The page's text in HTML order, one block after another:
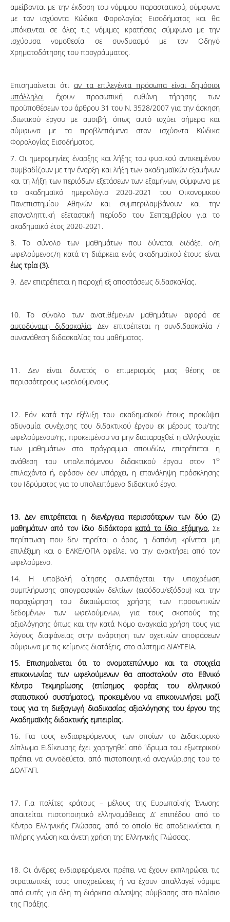
αμείβονται με την έκδοση του νόμιμου παραστατικού, σύμφωνα
με τον ισχύοντα Κώδικα Φορολογίας Εισοδήματος και θα
υπόκεινται σε όλες τις νόμιμες κρατήσεις σύμφωνα με την
ισχύουσα νομοθεσία σε συνδυασμό με τον Οδηγό
Χρηματοδότησης του προγράμματος.
Επισημαίνεται ότι αν τα επιλεγέντα πρόσωπα είναι δημόσιοι
υπάλληλοι έχουν προσωπική ευθύνη τήρησης των
προϋποθέσεων του άρθρου 31 του Ν. 3528/2007 για την άσκηση
ιδιωτικού έργου με αμοιβή, όπως αυτό ισχύει σήμερα και
σύμφωνα με τα προβλεπόμενα στον ισχύοντα Κώδικα
Φορολογίας Εισοδήματος.
7. Οι ημερομηνίες έναρξης και λήξης του φυσικού αντικειμένου
συμβαδίζουν με την έναρξη και λήξη των ακαδημαϊκών εξαμήνων
και τη λήξη των περιόδων εξετάσεων των εξαμήνων, σύμφωνα με
το ακαδημαϊκό ημερολόγιο 2020-2021 του Οικονομικού
Πανεπιστημίου Αθηνών και συμπεριλαμβάνουν και την
επαναληπτική εξεταστική περίοδο του Σεπτεμβρίου για το
ακαδημαϊκό έτος 2020-2021.
8. Το σύνολο των μαθημάτων που δύναται διδάξει ο/η
ωφελούμενος/η κατά τη διάρκεια ενός ακαδημαϊκού έτους είναι
έως τρία (3).
9. Δεν επιτρέπεται η παροχή εξ αποστάσεως διδασκαλίας.
10. Το σύνολο των ανατιθέμενων μαθημάτων αφορά σε
αυτοδύναμη διδασκαλία. Δεν επιτρέπεται η συνδιδασκαλία /
συνανάθεση διδασκαλίας του μαθήματος.
11. Δεν είναι δυνατός ο επιμερισμός μιας θέσης σε
περισσότερους ωφελούμενους.
12. Εάν κατά την εξέλιξη του ακαδημαϊκού έτους προκύψει
αδυναμία συνέχισης του διδακτικού έργου εκ μέρους του/της
ωφελούμενου/ης, προκειμένου να μην διαταραχθεί η αλληλουχία
των μαθημάτων στο πρόγραμμα σπουδών, επιτρέπεται η
ανάθεση του υπολειπόμενου διδακτικού έργου στον 1 ο
επιλαχόντα ή, εφόσον δεν υπάρχει, η επανάληψη πρόσκλησης
του Ιδρύματος για το υπολειπόμενο διδακτικό έργο.
13. Δεν επιτρέπεται η διενέργεια περισσότερων των δύο (2)
μαθημάτων από τον ίδιο διδάκτορα κατά το ίδιο εξάμηνο.Σε
περίπτωση που δεν τηρείται ο όρος, η δαπάνη κρίνεται μη
επιλέξιμη και ο ΕΛΚΕ/ΟΠΑ οφείλει να την ανακτήσει από τον
ωφελούμενο.
14. Η υποβολή αίτησης συνεπάγεται την υποχρέωση
συμπλήρωσης απογραφικών δελτίων (εισόδου/εξόδου) και την
παραχώρηση του δικαιώματος χρήσης των προσωπικών
δεδομένων των ωφελούμενων, για τους σκοπούς της
αξιολόγησης όπως και την κατά Νόμο αναγκαία χρήση τους για
λόγους διαφάνειας στην ανάρτηση των σχετικών αποφάσεων
σύμφωνα με τις κείμενες διατάξεις, στο σύστημα ΔΙΑΥΓΕΙΑ.
15. Επισημαίνεται ότι το ονοματεπώνυμο και τα στοιχεία
επικοινωνίας των ωφελούμενων θα αποσταλούν στο Εθνικό
Κέντρο Τεκμηρίωσης (επίσημος φορέας του ελληνικού
στατιστικού συστήματος), προκειμένου να επικοινωνήσει μαζί
τους για τη διεξαγωγή διαδικασίας αξιολόγησης του έργου της
Ακαδημαϊκής διδακτικής εμπειρίας.
16. Για τους ενδιαφερόμενους των οποίων το Διδακτορικό
Δίπλωμα Ειδίκευσης έχει χορηγηθεί από Ίδρυμα του εξωτερικού
πρέπει να συνοδεύεται από πιστοποιητικά αναγνώρισης του το
ΔΟΑΤΑΠ.
17. Για πολίτες κράτους – μέλους της Ευρωπαϊκής Ένωσης
απαιτείται πιστοποιητικό ελληνομάθειας Δ’ επιπέδου από το
Κέντρο Ελληνικής Γλώσσας, από το οποίο θα αποδεικνύεται η
πλήρης γνώση και άνετη χρήση της Ελληνικής Γλώσσας.
18. Οι άνδρες ενδιαφερόμενοι πρέπει να έχουν εκπληρώσει τις
στρατιωτικές τους υποχρεώσεις ή να έχουν απαλλαγεί νόμιμα
από αυτές για όλη τη διάρκεια σύναψης σύμβασης στο πλαίσιο
της Πράξης.